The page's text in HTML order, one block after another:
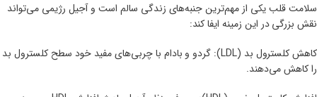
سلامت قلب یکی از مهم‌ترین جنبه‌های زندگی سالم است و آجیل رژیمی می‌تواند
نقش بزرگی در این زمینه ایفا کند:
کاهش کلسترول بد (LDL): گردو و بادام با چربی‌های مفید خود سطح کلسترول بد
را کاهش می‌دهند.